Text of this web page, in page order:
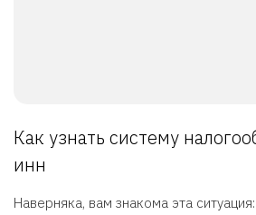
Как узнать систему
инн
Наверняка, вам знакома эта